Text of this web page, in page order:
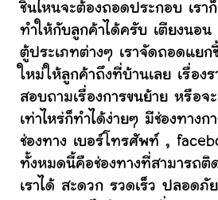
ชิ้นไหนจะต้องถอดประกอบ เร
ทำให้กับลูกค้าได้ครับ เตียงนอน
ตู้ประเภทต่างๆ เราจัดถอดแยก
ใหม่ให้ลูกค้าถึงที่บ้านเลย เรื่อง
สอบถามเรื่องการขนย้าย หรือจ
เท่าไหร่ก็ทำได้ง่ายๆ มีช่องทางก
ช่องทาง เบอร์โทรศัพท์ ,
ทั้งหมดนี้คือช่องทางที่สามารถติ
เราได้ สะดวก รวดเร็ว ปลอดภั